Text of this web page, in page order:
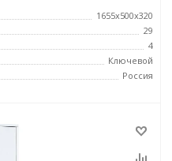
1655х500х320
29
4
Ключевой
Россия